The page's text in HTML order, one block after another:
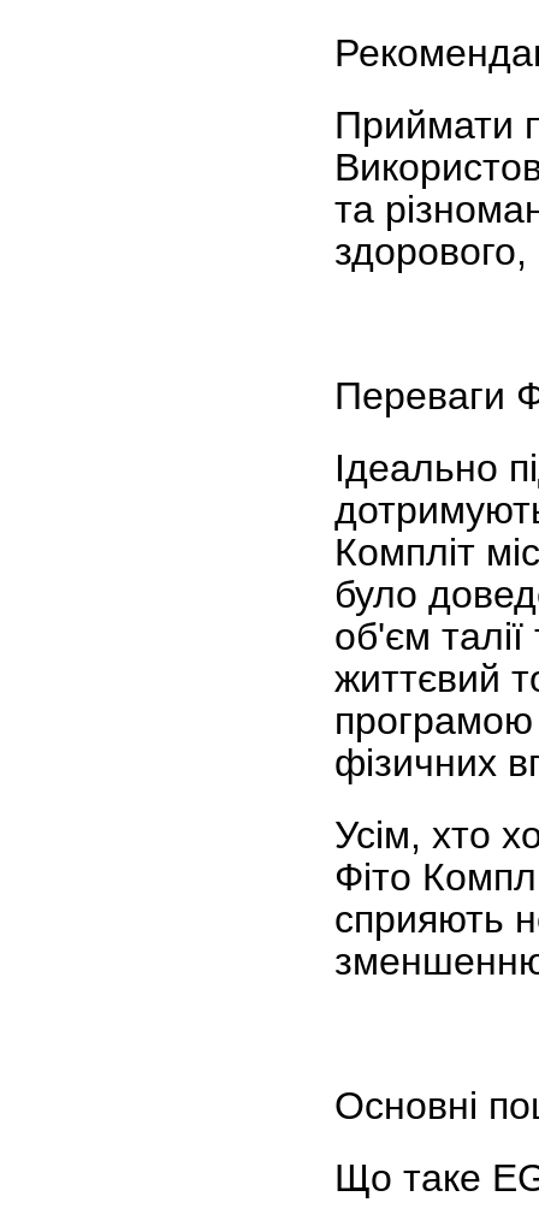
Приймати
та
Переваги
Ідеально
Компліт
було
об'єм
життєвий
програмою
фізичних
Усім, хто
Фіто
сприяють
Основні
Що таке